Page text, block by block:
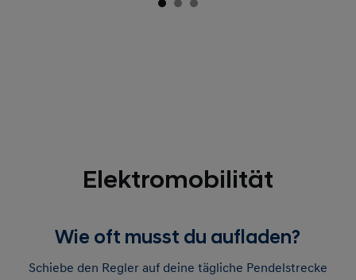
Wie oft musst du aufladen?
und finde es heraus.
120 km